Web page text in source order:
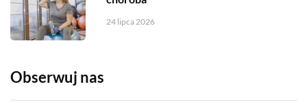
24 lipca 2026
Obserwuj nas